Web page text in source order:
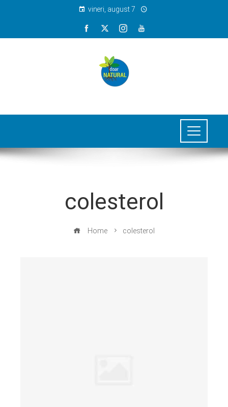
vineri, august 7
colesterol
Home colesterol